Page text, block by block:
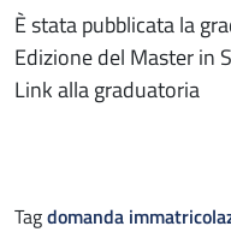
È stata pubblicata la
Edizione del Master in
Link alla graduatoria
Tagdomanda